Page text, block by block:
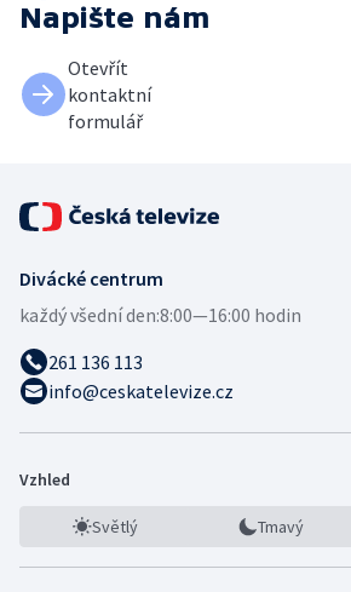
Napište nám
Otevřít
kontaktní
formulář
Divácké centrum
každý všední den:8:00—16:00 hodin
261 136 113
info@ceskatelevize.cz
Vzhled
Světlý Tmavý